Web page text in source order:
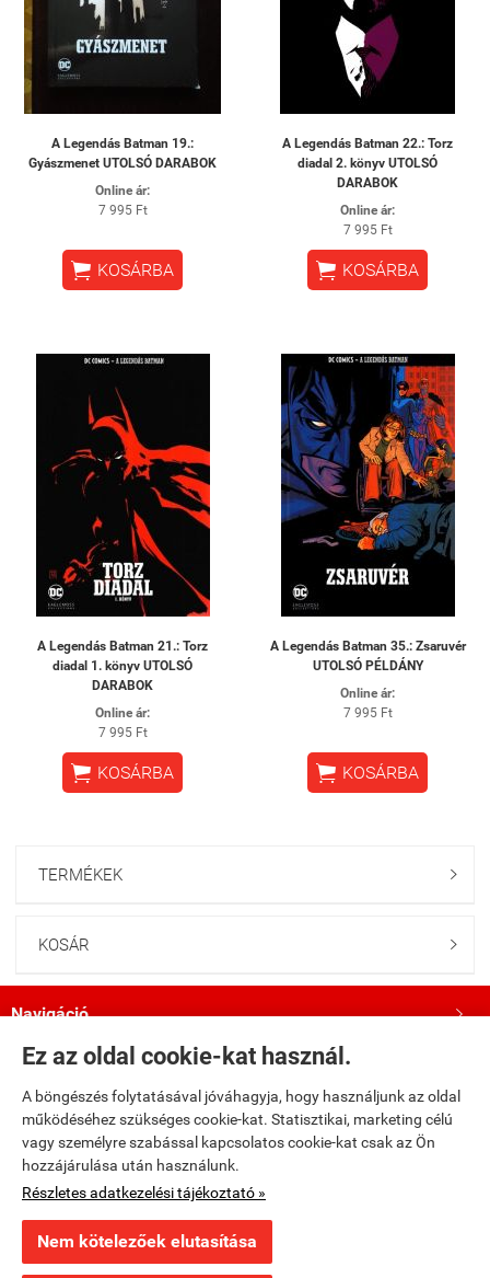
Ez az oldal cookie-kat használ.
A böngészés folytatásával jóváhagyja, hogy használjunk az oldal
működéséhez szükséges cookie-kat. Statisztikai, marketing célú
vagy személyre szabással kapcsolatos cookie-kat csak az Ön
hozzájárulása után használunk.
Részletes adatkezelési tájékoztató »
Nem kötelezőek elutasítása
A Legendás Batman 19.:
Gyászmenet UTOLSÓ DARABOK
Online ár:
7 995 Ft
 KOSÁRBA
A Legendás Batman 22.: Torz
diadal 2. könyv UTOLSÓ
DARABOK
Online ár:
7 995 Ft
 KOSÁRBA
A Legendás Batman 21.: Torz
diadal 1. könyv UTOLSÓ
DARABOK
Online ár:
7 995 Ft
 KOSÁRBA
A Legendás Batman 35.: Zsaruvér
UTOLSÓ PÉLDÁNY
Online ár:
7 995 Ft
 KOSÁRBA
TERMÉKEK 
KOSÁR 
Navigáció 
Saját fiók
Bemutatkozás
Kövess minket a Facebookon!
Ajánlott termék
A Legendás Batman 49.: Gothami közellenség UTOLSÓ